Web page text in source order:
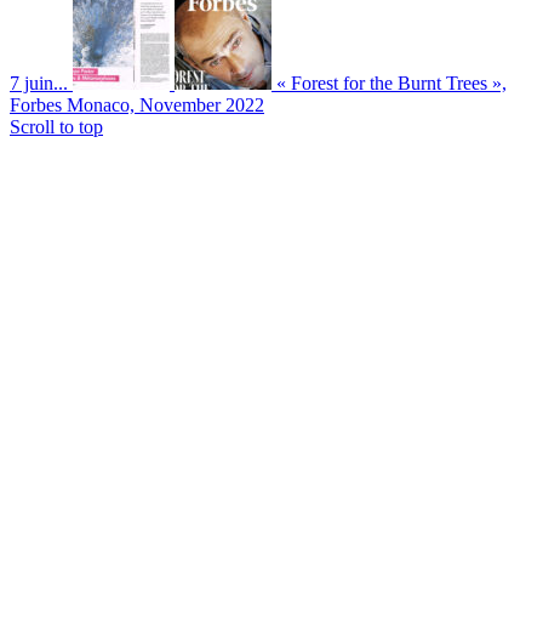
7 juin...
« Forest for the Burnt Trees »,
Forbes Monaco, November 2022
Scroll to top